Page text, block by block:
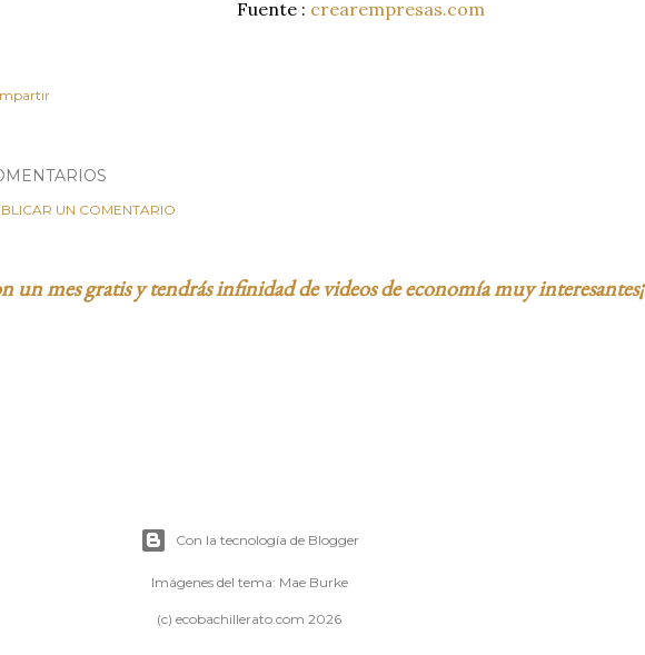
Fuente : crearempresas.com
UN COMENTARIO
un mes gratis y tendrás infinidad de videos de economía muy interesantes¡
Con la tecnología de Blogger
Imágenes del tema: Mae Burke
(c) ecobachillerato.com 2026